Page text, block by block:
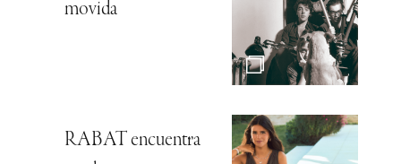
movida
RABAT encuentra